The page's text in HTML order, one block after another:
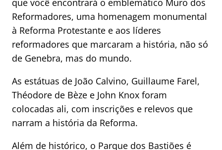
que você encontrará o emblemático Muro dos
Reformadores, uma homenagem monumental
à Reforma Protestante e aos líderes
reformadores que marcaram a história, não só
de Genebra, mas do mundo.
As estátuas de João Calvino, Guillaume Farel,
Théodore de Bèze e John Knox foram
colocadas ali, com inscrições e relevos que
narram a história da Reforma.
Além de histórico, o Parque dos Bastiões é